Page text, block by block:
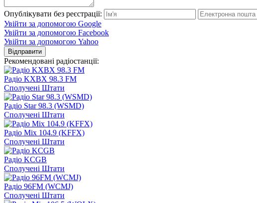
Опублікувати без реєстрації:
Увійти за допомогою Google
Увійти за допомогою Facebook
Увійти за допомогою Yahoo
Відправити
Рекомендовані радіостанції:
Радіо KXBX 98.3 FM
Сполучені Штати
Радіо Star 98.3 (WSMD)
Сполучені Штати
Радіо Mix 104.9 (KFFX)
Сполучені Штати
Радіо KCGB
Сполучені Штати
Радіо 96FM (WCMJ)
Сполучені Штати